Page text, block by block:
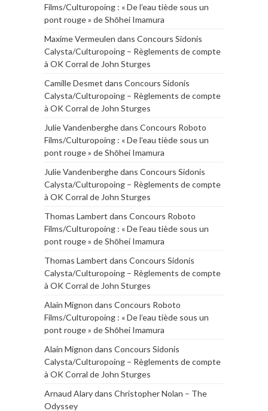
Films/Culturopoing : « De l’eau tiède sous un
pont rouge » de Shōhei Imamura
Maxime Vermeulen dans Concours Sidonis
Calysta/Culturopoing – Règlements de compte
à OK Corral de John Sturges
Camille Desmet dans Concours Sidonis
Calysta/Culturopoing – Règlements de compte
à OK Corral de John Sturges
Julie Vandenberghedans Concours Roboto
Films/Culturopoing : « De l’eau tiède sous un
pont rouge » de Shōhei Imamura
Julie Vandenberghedans Concours Sidonis
Calysta/Culturopoing – Règlements de compte
à OK Corral de John Sturges
Thomas Lambert dans Concours Roboto
Films/Culturopoing : « De l’eau tiède sous un
pont rouge » de Shōhei Imamura
Thomas Lambert dans Concours Sidonis
Calysta/Culturopoing – Règlements de compte
à OK Corral de John Sturges
Alain Mignon dans Concours Roboto
Films/Culturopoing : « De l’eau tiède sous un
pont rouge » de Shōhei Imamura
Alain Mignon dans Concours Sidonis
Calysta/Culturopoing – Règlements de compte
à OK Corral de John Sturges
Arnaud Alarydans Christopher Nolan – The
Odyssey